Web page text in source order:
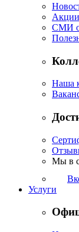
СМИ о
Наша
Мы в
Услуги